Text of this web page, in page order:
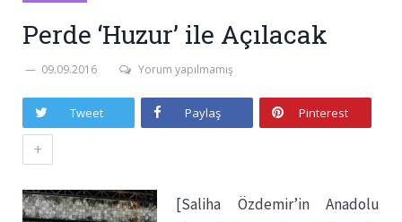
Perde ‘Huzur’ ile Açılacak
09.09.2016 Yorum yapılmamış
Tweet Paylaş Pinterest
+
[Saliha Özdemir’in Anadolu